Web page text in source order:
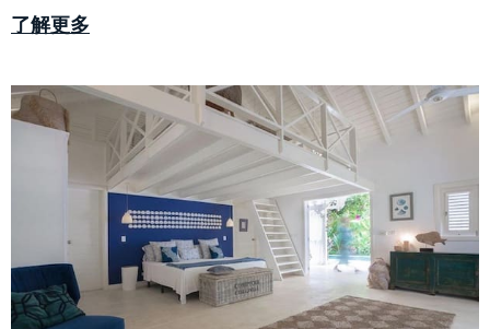
了解更多